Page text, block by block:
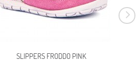
SLIPPERS FRODDO PINK